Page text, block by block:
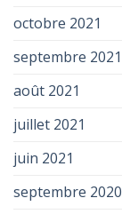
octobre 2021
septembre 2021
août 2021
juillet 2021
juin 2021
septembre 2020